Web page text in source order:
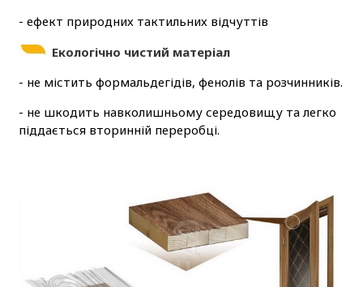
- ефект природних тактильних відчуттів
Екологічно чистий матеріал
- не містить формальдегідів, фенолів та розчинників.
- не шкодить навколишньому середовищу та легко
піддається вторинній переробці.